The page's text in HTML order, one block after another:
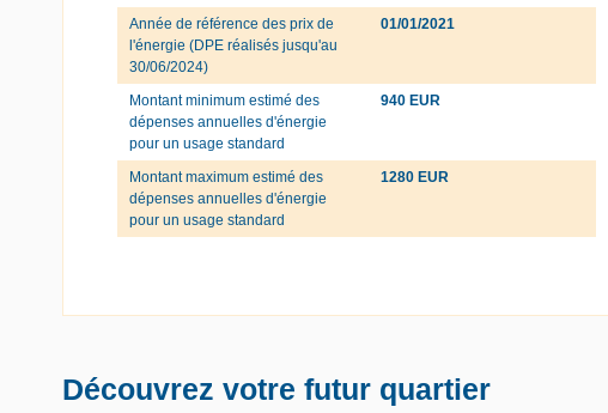
Année de référence des prix de
l'énergie (DPE réalisés jusqu'au
30/06/2024)
01/01/2021
Montant minimum estimé des
dépenses annuelles d'énergie
pour un usage standard
940 EUR
Montant maximum estimé des
dépenses annuelles d'énergie
pour un usage standard
1280 EUR
Découvrez votre futur quartier